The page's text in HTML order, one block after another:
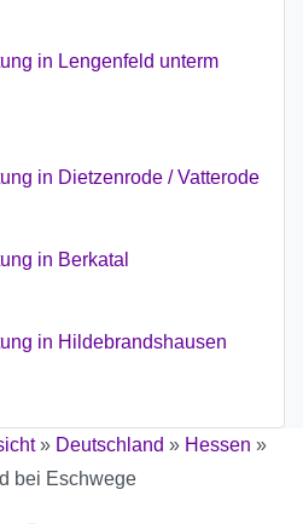
in Lengenfeld unterm
in Dietzenrode / Vatterode
in Berkatal
in Hildebrandshausen
» Deutschland » Hessen »
bei Eschwege